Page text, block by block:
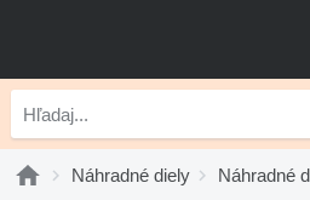
Náhradné diely Náhradné